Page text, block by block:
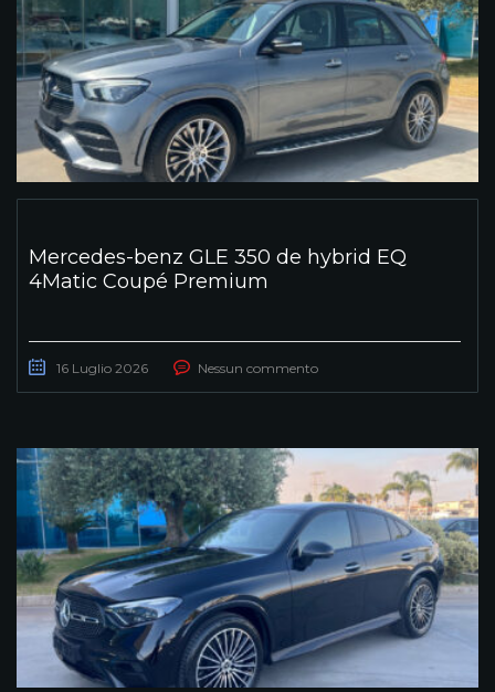
Mercedes-benz GLE 350 de hybrid EQ
4Matic Coupé Premium
16 Luglio 2026 Nessun commento